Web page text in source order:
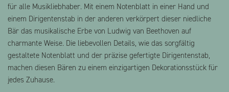
für alle Musikliebhaber. Mit einem Notenblatt in einer Hand und
einem Dirigentenstab in der anderen verkörpert dieser niedliche
Bär das musikalische Erbe von Ludwig van Beethoven auf
charmante Weise. Die liebevollen Details, wie das sorgfältig
gestaltete Notenblatt und der präzise gefertigte Dirigentenstab,
machen diesen Bären zu einem einzigartigen Dekorationsstück für
jedes Zuhause.